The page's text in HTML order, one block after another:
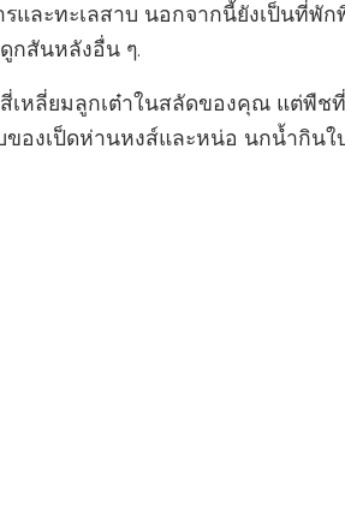
ละทะเลสาบ นอกจากนี้ยังเป็นที่พัก
กสันหลังอื่น ๆ.
เหลี่ยมลูกเต๋าในสลัดของคุณ แต่พืช
องเป็ดห่านหงส์และหน่อ นกน้ำกินใ